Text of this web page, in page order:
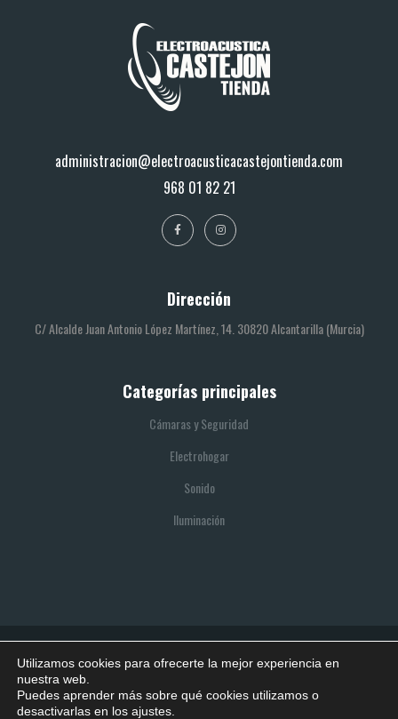
administracion@electroacusticacastejontienda.com
968 01 82 21
Dirección
C/ Alcalde Juan Antonio López Martínez, 14. 30820 Alcantarilla (Murcia)
Categorías principales
Cámaras y Seguridad
Electrohogar
Sonido
Iluminación
© 2021 SITIO REALIZADO POR BOOTIK
Política de privacidad Política de cookies
Utilizamos cookies para ofrecerte la mejor experiencia en
nuestra web.
Puedes aprender más sobre qué cookies utilizamos o
desactivarlas en los ajustes.